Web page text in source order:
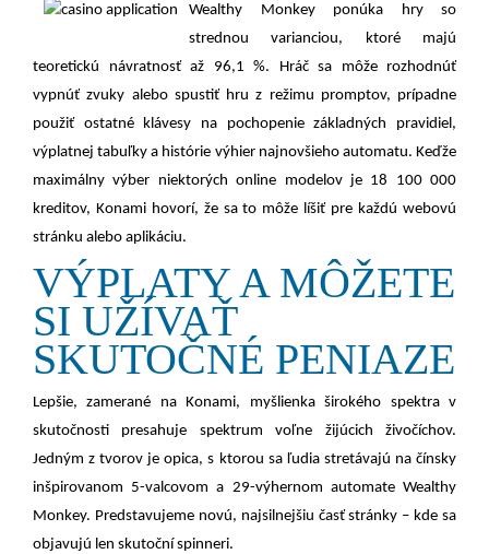
Wealthy Monkey ponúka hry so
strednou varianciou, ktoré majú
teoretickú návratnosť až 96,1 %. Hráč sa môže rozhodnúť
vypnúť zvuky alebo spustiť hru z režimu promptov, prípadne
použiť ostatné klávesy na pochopenie základných pravidiel,
výplatnej tabuľky a histórie výhier najnovšieho automatu. Keďže
maximálny výber niektorých online modelov je 18 100 000
kreditov, Konami hovorí, že sa to môže líšiť pre každú webovú
stránku alebo aplikáciu.
VÝPLATY A MÔŽETE
SI UŽÍVAŤ
SKUTOČNÉ PENIAZE
Lepšie, zamerané na Konami, myšlienka širokého spektra v
skutočnosti presahuje spektrum voľne žijúcich živočíchov.
Jedným z tvorov je opica, s ktorou sa ľudia stretávajú na čínsky
inšpirovanom 5-valcovom a 29-výhernom automate Wealthy
Monkey. Predstavujeme novú, najsilnejšiu časť stránky – kde sa
objavujú len skutoční spinneri.